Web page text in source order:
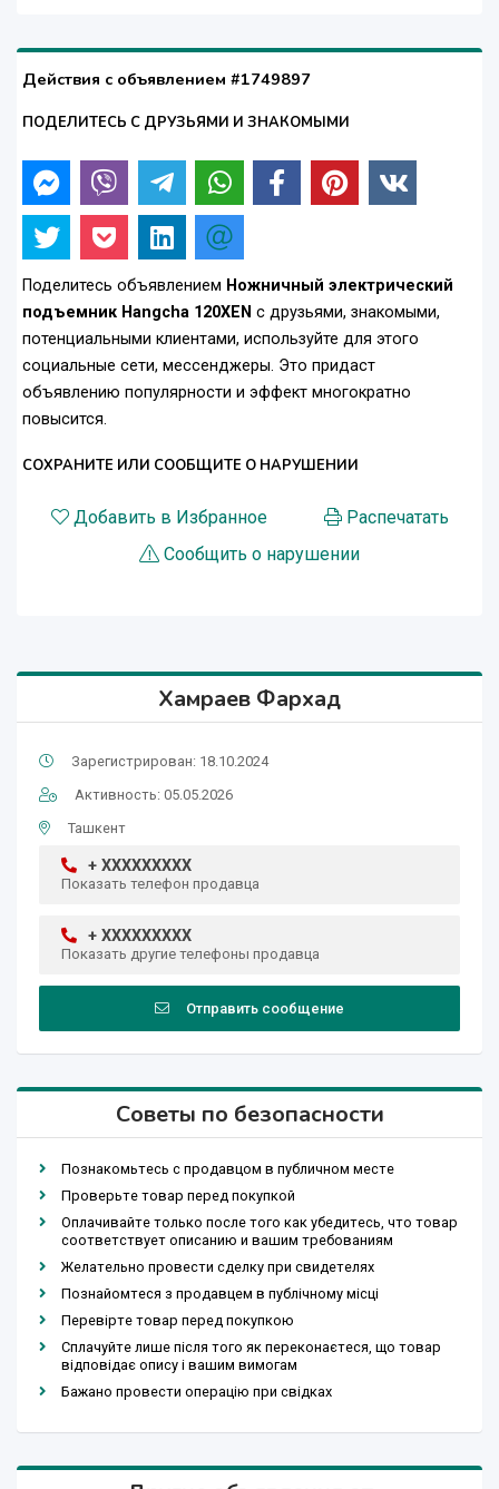
Действия с объявлением #1749897
ПОДЕЛИТЕСЬ С ДРУЗЬЯМИ И ЗНАКОМЫМИ
Поделитесь объявлением Ножничный электрический
подъемник Hangcha 120XEN с друзьями, знакомыми,
потенциальными клиентами, используйте для этого
социальные сети, мессенджеры. Это придаст
объявлению популярности и эффект многократно
повысится.
СОХРАНИТЕ ИЛИ СООБЩИТЕ О НАРУШЕНИИ
Добавить в Избранное
Распечатать
Сообщить о нарушении
Хамраев Фархад
Зарегистрирован: 18.10.2024
Активность: 05.05.2026
Ташкент
+ XXXXXXXXX
Показать телефон продавца
+ XXXXXXXXX
Показать другие телефоны продавца
Отправить сообщение
Советы по безопасности
Познакомьтесь с продавцом в публичном месте
Проверьте товар перед покупкой
Оплачивайте только после того как убедитесь, что товар
соответствует описанию и вашим требованиям
Желательно провести сделку при свидетелях
Познайомтеся з продавцем в публічному місці
Перевірте товар перед покупкою
Сплачуйте лише після того як переконаєтеся, що товар
відповідає опису і вашим вимогам
Бажано провести операцію при свідках